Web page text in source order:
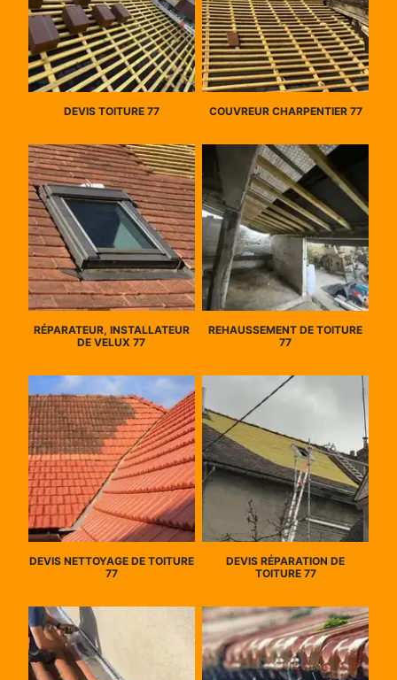
DEVIS TOITURE 77 COUVREUR CHARPENTIER 77
RÉPARATEUR, INSTALLATEUR
DE VELUX 77
REHAUSSEMENT DE TOITURE
77
DEVIS NETTOYAGE DE TOITURE
77
DEVIS RÉPARATION DE
TOITURE 77